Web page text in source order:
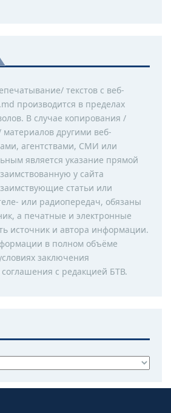
текстов с веб-
производится в пределах
В случае копирования /
другими веб-
агентствами, СМИ или
является указание прямой
у сайта
статьи или
или радиопередач, обязаны
а печатные и электронные
источник и автора информации.
в полном объёме
заключения
с редакцией БТВ.